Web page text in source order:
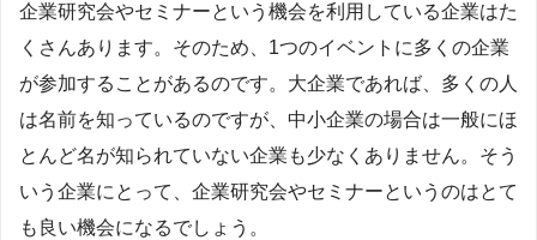
企業研究会やセミナーという機会を利用している企業はた
くさんあります。そのため、1つのイベントに多くの企業
が参加することがあるのです。大企業であれば、多くの人
は名前を知っているのですが、中小企業の場合は一般にほ
とんど名が知られていない企業も少なくありません。そう
いう企業にとって、企業研究会やセミナーというのはとて
も良い機会になるでしょう。